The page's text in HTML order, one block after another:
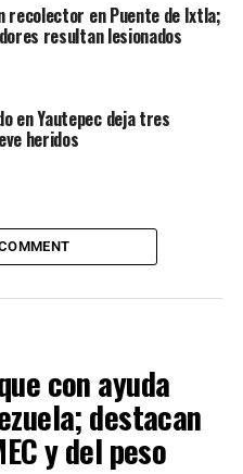
recolector en Puente de Ixtla;
resultan lesionados
en Yautepec deja tres
heridos
con ayuda
destacan
y del peso